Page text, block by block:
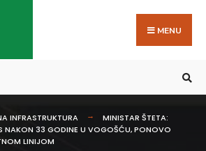
MENU
INFRASTRUKTURA
MINISTAR ŠTETA:
NAKON 33 GODINE U VOGOŠĆU, PONOVO
LINIJOM